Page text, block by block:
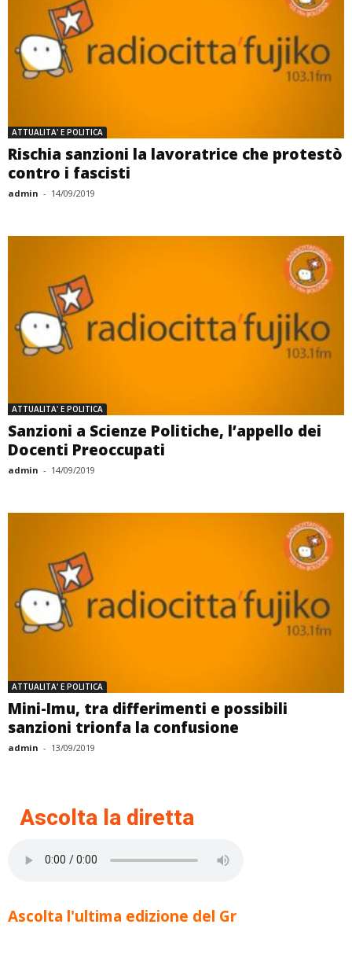
ATTUALITA' E POLITICA
Rischia sanzioni la lavoratrice che protestò
contro i fascisti
admin - 14/09/2019
ATTUALITA' E POLITICA
Sanzioni a Scienze Politiche, l’appello dei
Docenti Preoccupati
admin - 14/09/2019
ATTUALITA' E POLITICA
Mini-Imu, tra differimenti e possibili
sanzioni trionfa la confusione
admin - 13/09/2019
Ascolta la diretta
Ascolta l'ultima edizione del Gr